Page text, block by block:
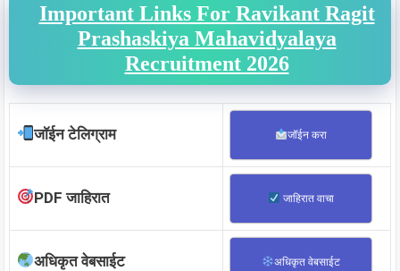
Important Links For Ravikant Ragit
Prashaskiya Mahavidyalaya
Recruitment 2026
जॉईन टेलिग्राम जॉईन करा
PDF जाहिरात जाहिरात वाचा
अधिकृत वेबसाईट अधिकृत वेबसाईट